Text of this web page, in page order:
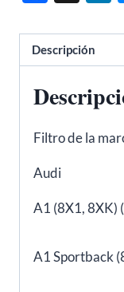
ibiza/
Volkswagen
passat
FL0021
equivalente
HU7020Z
Descripción
Filtro de la
Audi
A1 (8X1, 8XK)
A1 Sportback